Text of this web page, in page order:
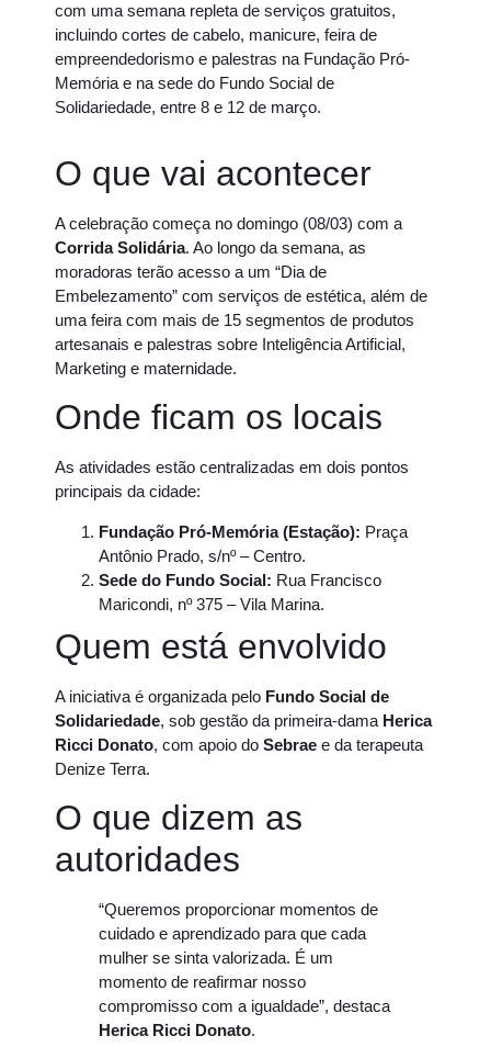
com uma semana repleta de serviços gratuitos,
incluindo cortes de cabelo, manicure, feira de
empreendedorismo e palestras na Fundação Pró-
Memória e na sede do Fundo Social de
Solidariedade, entre 8 e 12 de março.
O que vai acontecer
A celebração começa no domingo (08/03) com a
Corrida Solidária. Ao longo da semana, as
moradoras terão acesso a um “Dia de
Embelezamento” com serviços de estética, além de
uma feira com mais de 15 segmentos de produtos
artesanais e palestras sobre Inteligência Artificial,
Marketing e maternidade.
Onde ficam os locais
As atividades estão centralizadas em dois pontos
principais da cidade:
Fundação Pró-Memória (Estação): Praça
Antônio Prado, s/nº – Centro.
Sede do Fundo Social: Rua Francisco
Maricondi, nº 375 – Vila Marina.
Quem está envolvido
A iniciativa é organizada pelo Fundo Social de
Solidariedade, sob gestão da primeira-dama Herica
Ricci Donato, com apoio do Sebrae e da terapeuta
Denize Terra.
O que dizem as
autoridades
“Queremos proporcionar momentos de
cuidado e aprendizado para que cada
mulher se sinta valorizada. É um
momento de reafirmar nosso
compromisso com a igualdade”, destaca
Herica Ricci Donato.